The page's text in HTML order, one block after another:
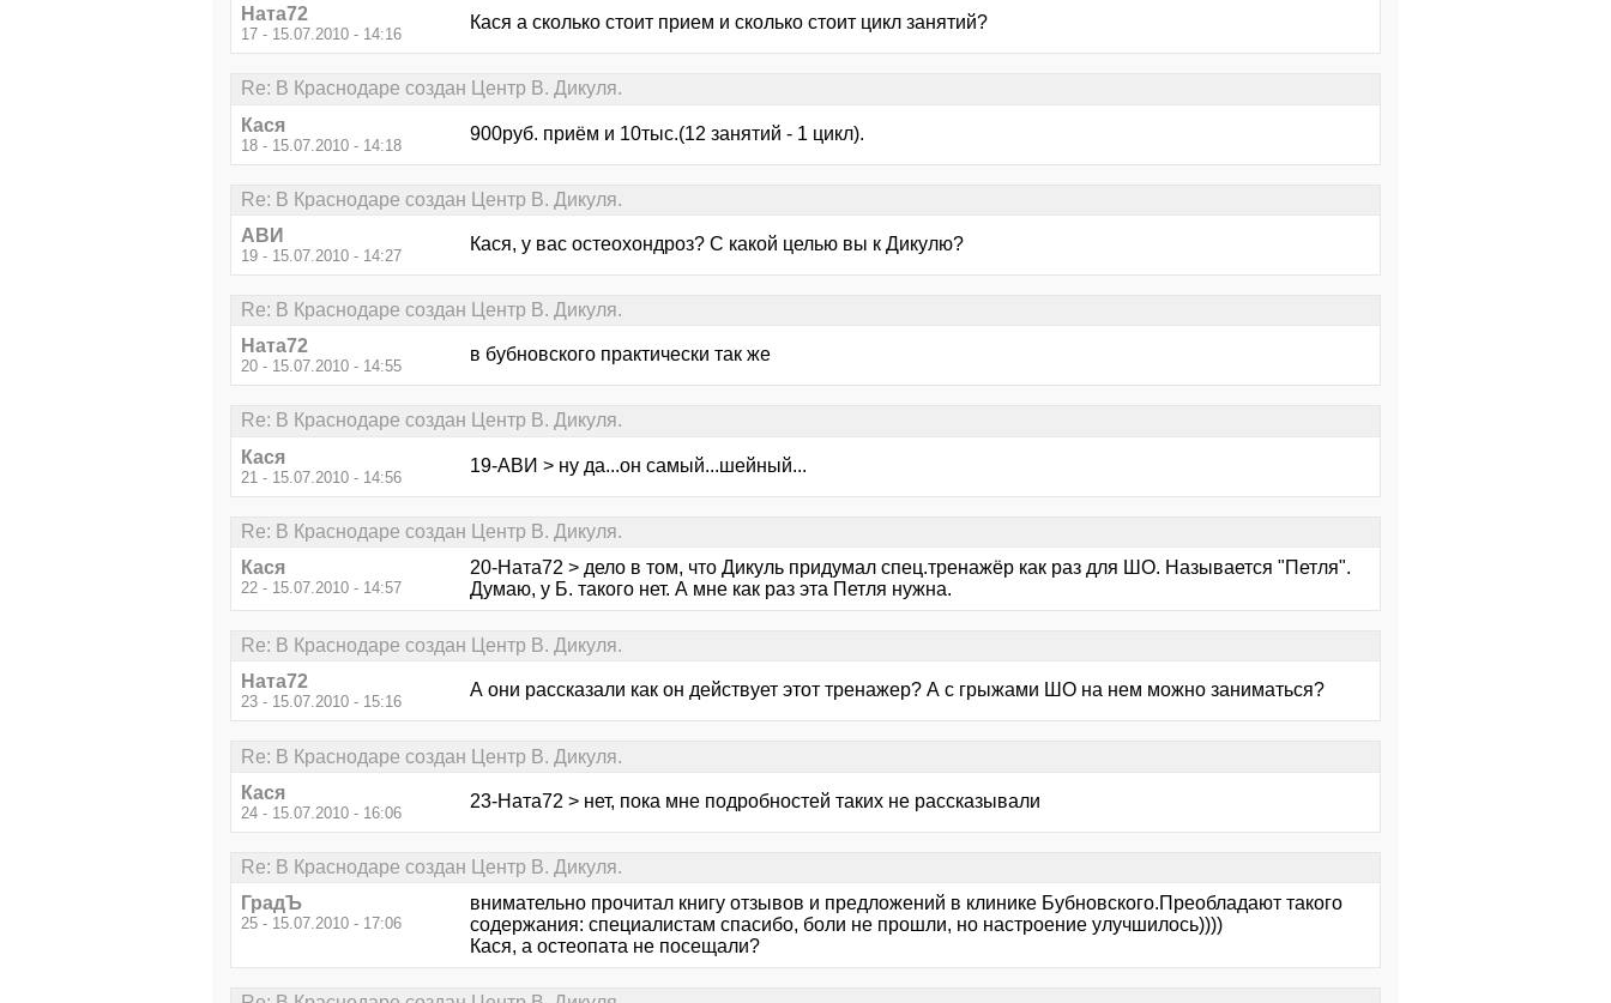
Ната72
17 - 15.07.2010 - 14:16
Кася а сколько стоит прием и сколько стоит цикл занятий?
Re: В Краснодаре создан Центр В. Дикуля.
Кася
18 - 15.07.2010 - 14:18
900руб. приём и 10тыс.(12 занятий - 1 цикл).
Re: В Краснодаре создан Центр В. Дикуля.
АВИ
19 - 15.07.2010 - 14:27
Кася, у вас остеохондроз? С какой целью вы к Дикулю?
Re: В Краснодаре создан Центр В. Дикуля.
Ната72
20 - 15.07.2010 - 14:55
в бубновского практически так же
Re: В Краснодаре создан Центр В. Дикуля.
Кася
21 - 15.07.2010 - 14:56
19-АВИ > ну да...он самый...шейный...
Re: В Краснодаре создан Центр В. Дикуля.
Кася
22 - 15.07.2010 - 14:57
20-Ната72 > дело в том, что Дикуль придумал спец.тренажёр как раз для ШО. Называется "Петля".
Думаю, у Б. такого нет. А мне как раз эта Петля нужна.
Re: В Краснодаре создан Центр В. Дикуля.
Ната72
23 - 15.07.2010 - 15:16
А они рассказали как он действует этот тренажер? А с грыжами ШО на нем можно заниматься?
Re: В Краснодаре создан Центр В. Дикуля.
Кася
24 - 15.07.2010 - 16:06
23-Ната72 > нет, пока мне подробностей таких не рассказывали
Re: В Краснодаре создан Центр В. Дикуля.
ГрадЪ
25 - 15.07.2010 - 17:06
внимательно прочитал книгу отзывов и предложений в клинике Бубновского.Преобладают такого
содержания: специалистам спасибо, боли не прошли, но настроение улучшилось))))
Кася, а остеопата не посещали?